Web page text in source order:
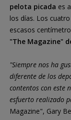
pelota picada es
los días. Los
escasos
"The Magazine"
"Siempre nos ha
diferente de los
contentos con este
esfuerto realizado
Magazine", Gary